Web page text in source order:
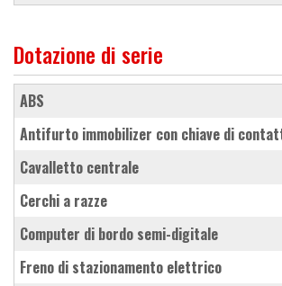
Dotazione di serie
ABS
antifurto immobilizer con chiave di
cavalletto centrale
cerchi a razze
computer di bordo semi-digitale
freno di stazionamento elettrico